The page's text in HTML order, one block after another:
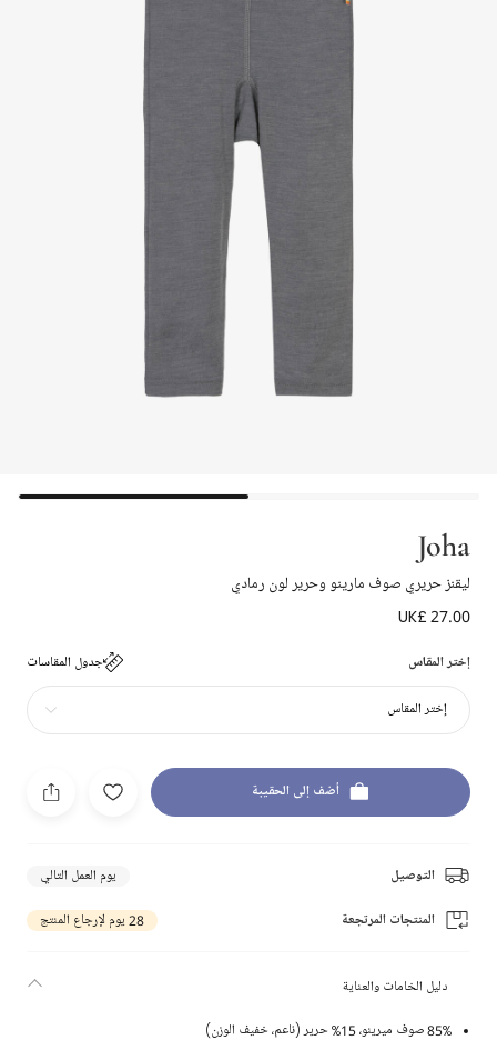
Joha
ليقنز حريري صوف مارينو وحرير لون رمادي
UK£ 27.00
إختر المقاس جدول المقاسات
إختر المقاس
أضف إلى الحقيبة
التوصيل يوم العمل التالي
المنتجات المرتجعة 28 يوم لإرجاع المنتج
دليل الخامات والعناية
85% صوف ميرينو، 15% حرير (ناعم، خفيف الوزن)